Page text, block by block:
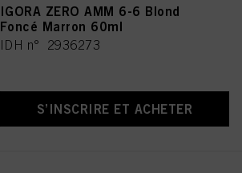
IGORA ZERO AMM 6-6 Blond
Foncé Marron 60ml
IDH n° 2936273
S’INSCRIRE ET ACHETER